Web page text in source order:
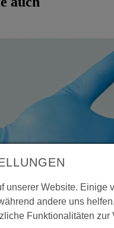
unserer Website. Einige
andere uns
Funktionalitäten zur